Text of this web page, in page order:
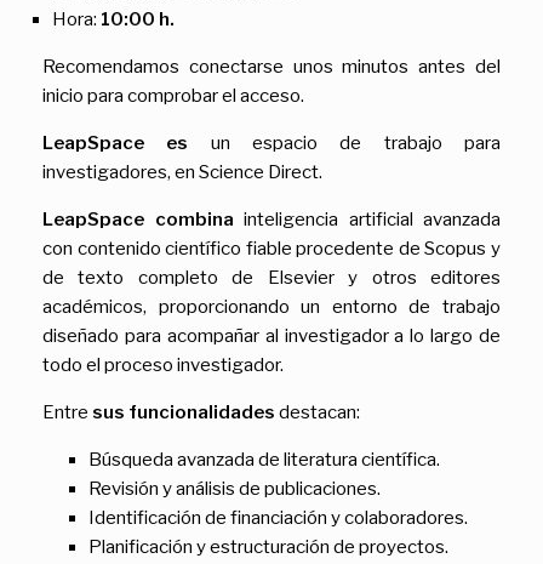
Hora: 10:00 h.
Recomendamos conectarse unos minutos antes del
inicio para comprobar el acceso.
LeapSpace es un espacio de trabajo para
investigadores, en Science Direct.
LeapSpace combina inteligencia artificial avanzada
con contenido científico fiable procedente de Scopus y
de texto completo de Elsevier y otros editores
académicos, proporcionando un entorno de trabajo
diseñado para acompañar al investigador a lo largo de
todo el proceso investigador.
Entre sus funcionalidades destacan:
Búsqueda avanzada de literatura científica.
Revisión y análisis de publicaciones.
Identificación de financiación y colaboradores.
Planificación y estructuración de proyectos.